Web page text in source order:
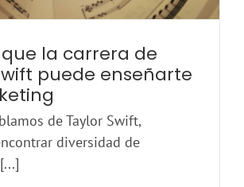
la carrera de
puede enseñarte
de Taylor Swift,
diversidad de